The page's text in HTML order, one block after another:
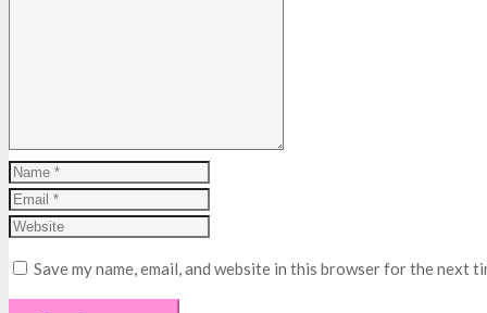
Save my name, email, and website in this browser for the next